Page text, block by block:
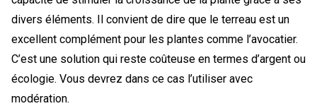
divers éléments. Il convient de dire que le terreau est un
excellent complément pour les plantes comme l’avocatier.
C’est une solution qui reste coûteuse en termes d’argent ou
écologie. Vous devrez dans ce cas l’utiliser avec
modération.